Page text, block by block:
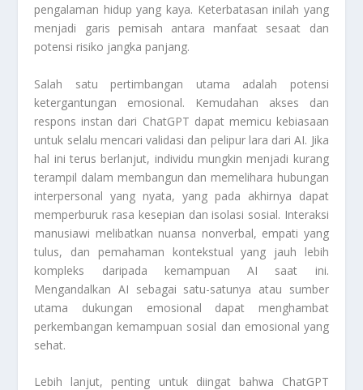
pengalaman hidup yang kaya. Keterbatasan inilah yang
menjadi garis pemisah antara manfaat sesaat dan
potensi risiko jangka panjang.
Salah satu pertimbangan utama adalah potensi
ketergantungan emosional. Kemudahan akses dan
respons instan dari ChatGPT dapat memicu kebiasaan
untuk selalu mencari validasi dan pelipur lara dari AI. Jika
hal ini terus berlanjut, individu mungkin menjadi kurang
terampil dalam membangun dan memelihara hubungan
interpersonal yang nyata, yang pada akhirnya dapat
memperburuk rasa kesepian dan isolasi sosial. Interaksi
manusiawi melibatkan nuansa nonverbal, empati yang
tulus, dan pemahaman kontekstual yang jauh lebih
kompleks daripada kemampuan AI saat ini.
Mengandalkan AI sebagai satu-satunya atau sumber
utama dukungan emosional dapat menghambat
perkembangan kemampuan sosial dan emosional yang
sehat.
Lebih lanjut, penting untuk diingat bahwa ChatGPT